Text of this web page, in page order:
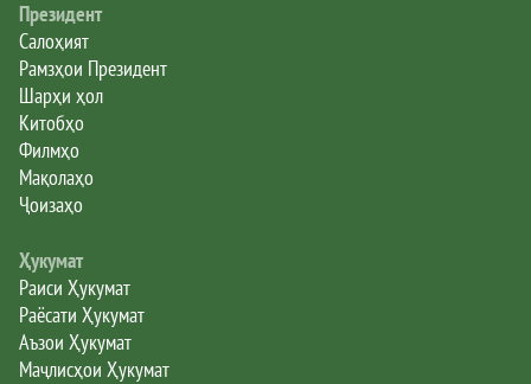
Дастгоҳи иҷроия
Нома ба Президент
Президент
Салоҳият
Рамзҳои Президент
Шарҳи ҳол
Китобҳо
Филмҳо
Мақолаҳо
Ҷоизаҳо
Ҳукумат
Раиси Ҳукумат
Раёсати Ҳукумат
Аъзои Ҳукумат
Маҷлисҳои Ҳукумат